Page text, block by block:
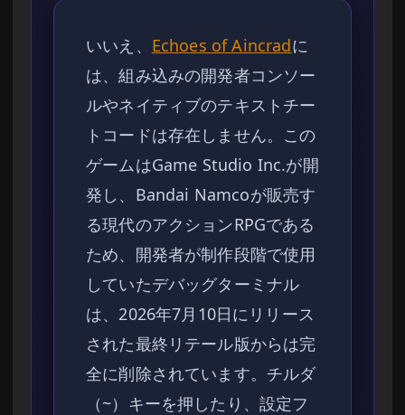
いいえ、 Echoes of Aincradに
は、組み込みの開発者コンソー
ルやネイティブのテキストチー
トコードは存在しません。この
ゲームはGame Studio Inc.が開
発し、Bandai Namcoが販売す
る現代のアクションRPGである
ため、開発者が制作段階で使用
していたデバッグターミナル
は、2026年7月10日にリリース
された最終リテール版からは完
全に削除されています。チルダ
（~）キーを押したり、設定フ